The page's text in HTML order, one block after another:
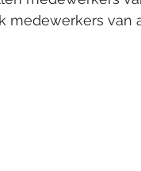
medewerkers van